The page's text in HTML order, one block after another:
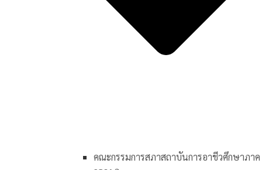
คณะกรรมการสภาสถาบันการอาชีวศึกษาภาค